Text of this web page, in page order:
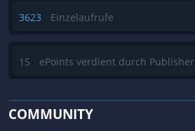
3623 Einzelaufrufe
15 ePoints verdient durch Publisher
COMMUNITY